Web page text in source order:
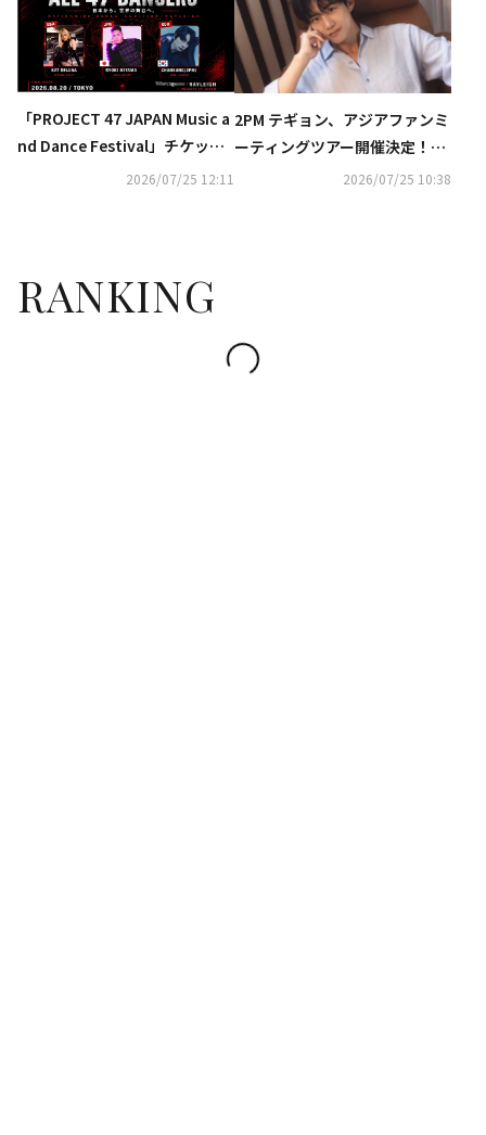
「PROJECT 47 JAPAN Music a
nd Dance Festival」チケット
販売開始のお知らせ2026/07/25 12:11
2PM テギョン、アジアファンミ
ーティングツアー開催決定！爽
やかなポスターも解禁2026/07/25 10:38
RANKING